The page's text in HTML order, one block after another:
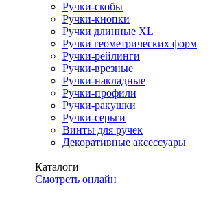
Ручки-скобы
Ручки-кнопки
Ручки длинные XL
Ручки геометрических форм
Ручки-рейлинги
Ручки-врезные
Ручки-накладные
Ручки-профили
Ручки-ракушки
Ручки-серьги
Винты для ручек
Декоративные аксессуары
Каталоги
Смотреть онлайн